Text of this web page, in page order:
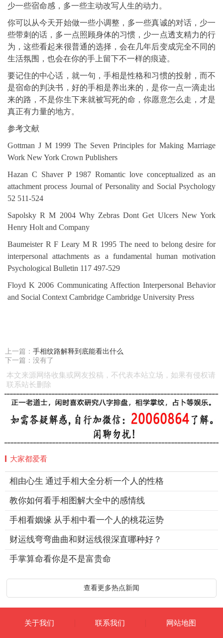
少一些宿命感，多一些主动改写人生的动力。
你可以从今天开始做一些小调整，多一些真诚的对话，少一
些带刺的话，多一点照顾身体的习惯，少一点透支精力的行
为，这些看起来很普通的选择，会在几年后变成完全不同的
生活氛围，也会在你的手上留下不一样的痕迹。
要记住的中心话，就一句，手相是性格和习惯的投射，而不
是宿命的判决书，好的手相是养出来的，是你一点一滴走出
来的路，不是你生下来就被写死的命，你愿意怎么走，才是
真正有力量的地方。
参考文献
Gottman J M 1999 The Seven Principles for Making Marriage
Work New York Crown Publishers
Hazan C Shaver P 1987 Romantic love conceptualized as an
attachment process Journal of Personality and Social Psychology
52 511-524
Sapolsky R M 2004 Why Zebras Dont Get Ulcers New York
Henry Holt and Company
Baumeister R F Leary M R 1995 The need to belong desire for
interpersonal attachments as a fundamental human motivation
Psychological Bulletin 117 497-529
Floyd K 2006 Communicating Affection Interpersonal Behavior
and Social Context Cambridge Cambridge University Press
上一篇： 手相纹路解释到底能看出什么
下一篇：没有了
本文来源网络收集或网友投稿，不代表本站立场，如果有侵权请
联系站长删除
大家都爱看
相由心生 通过手相大全分析一个人的性格
教你如何看手相图解大全中的感情线
手相看姻缘 从手相中看一个人的桃花运势
财运线弯弯曲曲和财运线很深直哪种好？
手掌算命看你是不是富贵命
查看更多热点新闻
关于我们 联系我们 网站地图